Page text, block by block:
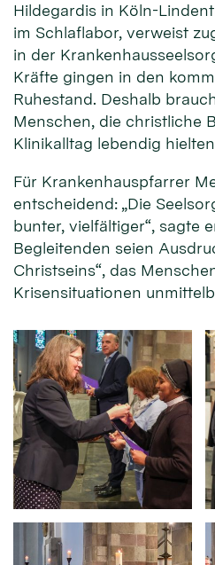
Hildegardis in Köln-
im Schlaflabor, verweist
in der
Kräfte gingen in den
Ruhestand. Deshalb
Menschen, die christliche
Klinikalltag lebendig
Für Krankenhauspfarrer
entscheidend: „Die
bunter, vielfältiger“, sagte
Begleitenden seien
Christseins“, das
Krisensituationen